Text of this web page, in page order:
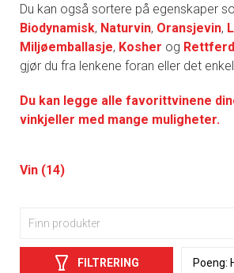
Du kan også sortere på egenskaper
Biodynamisk, Naturvin, Oransjevin,
Miljøemballasje, Kosher og
gjør du fra lenkene foran eller det
Du kan legge alle favorittvinene
vinkjeller med mange muligheter.
Vin (14)
FILTRERING